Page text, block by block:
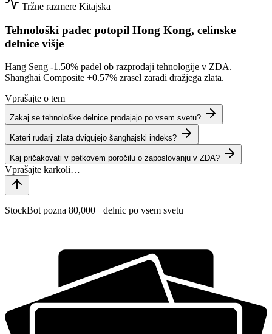
Tržne razmere Kitajska
Tehnološki padec potopil Hong Kong, celinske
delnice višje
Hang Seng -1.50% padel ob razprodaji tehnologije v ZDA.
Shanghai Composite +0.57% zrasel zaradi dražjega zlata.
Vprašajte o tem
Zakaj se tehnološke delnice prodajajo po vsem svetu?
Kateri rudarji zlata dvigujejo šanghajski indeks?
Kaj pričakovati v petkovem poročilu o zaposlovanju v ZDA?
StockBot pozna 80,000+ delnic po vsem svetu